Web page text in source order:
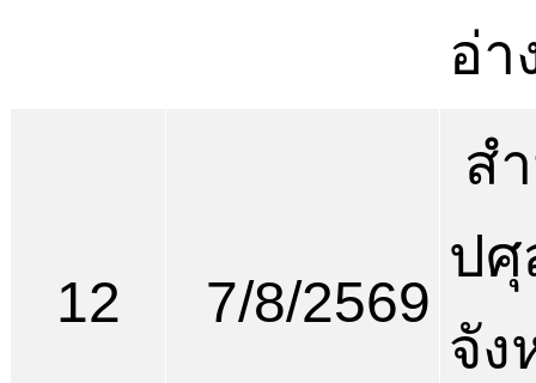
อ่า
12 7/8/2569
ส
ปศุ
จัง